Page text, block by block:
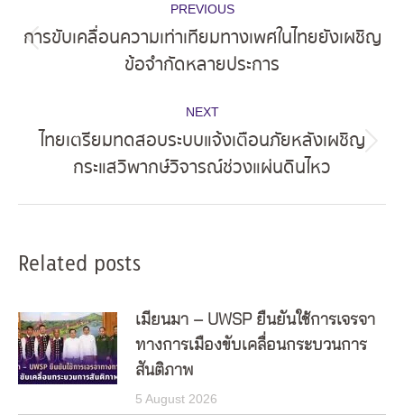
navigation
PREVIOUS
post:
การขับเคลื่อนความเท่าเทียมทางเพศในไทยยังเผชิญ
ข้อจำกัดหลายประการ
NEXT
post:
ไทยเตรียมทดสอบระบบแจ้งเตือนภัยหลังเผชิญ
กระแสวิพากษ์วิจารณ์ช่วงแผ่นดินไหว
Related posts
เมียนมา – UWSP ยืนยันใช้การเจรจา
ทางการเมืองขับเคลื่อนกระบวนการ
สันติภาพ
5 August 2026